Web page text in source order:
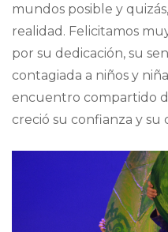
mundos posible y
realidad. Felicitamos
por su dedicación, su
contagiada a niños y
encuentro compartido
creció su confianza y su